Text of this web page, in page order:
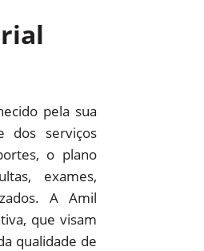
pela sua
dos serviços
o plano
exames,
A Amil
que visam
qualidade de